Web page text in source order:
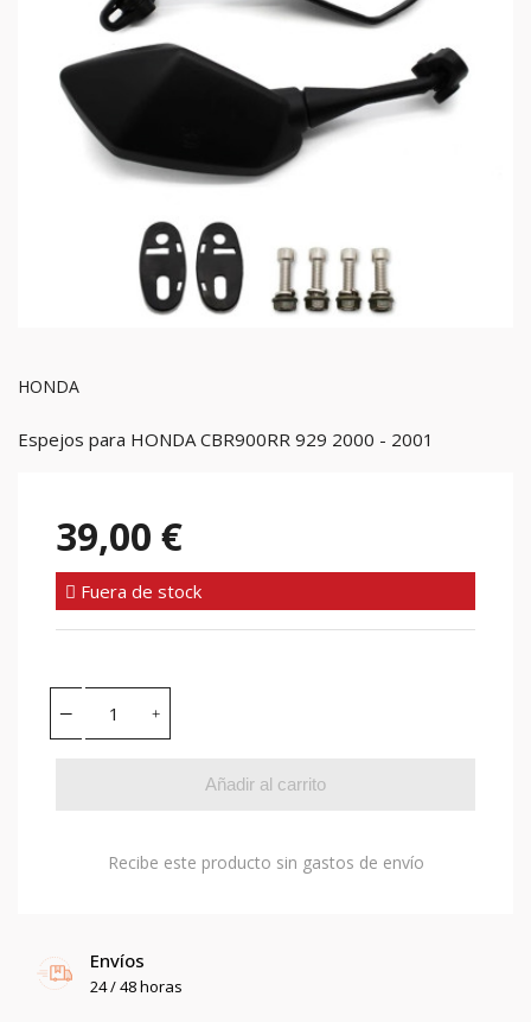
HONDA
Espejos para HONDA CBR900RR 929 2000 - 2001
39,00 €
Fuera de stock
Añadir al carrito
Recibe este producto sin gastos de envío
Envíos
24 / 48 horas